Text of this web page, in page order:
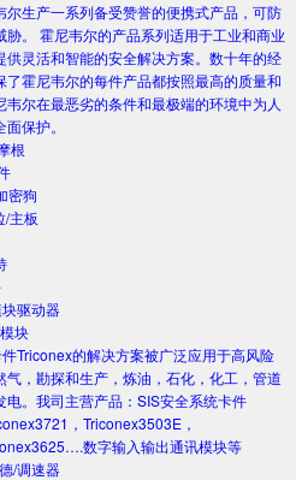
尔生产一系列备受赞誉的便携式产品，可防
胁。 霍尼韦尔的产品系列适用于工业和商业
供灵活和智能的安全解决方案。数十年的经
了霍尼韦尔的每件产品都按照最高的质量和
尔在最恶劣的条件和最极端的环境中为人
保护。
根
密狗
/主板
驱动器
块
Triconex的解决方案被广泛应用于高风险
气，勘探和生产，炼油，石化，化工，管道
电。我司主营产品：SIS安全系统卡件
，Triconex3503E，
数字输入输出通讯模块等
/调速器